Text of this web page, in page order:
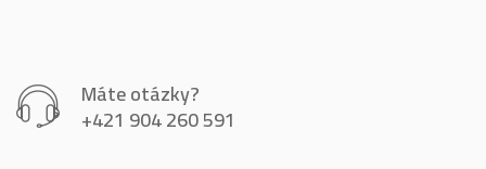
Máte otázky?
+421 904 260 591